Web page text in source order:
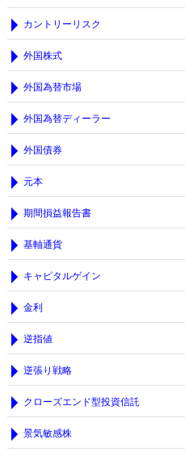
カントリーリスク
外国株式
外国為替市場
外国為替ディーラー
外国債券
元本
期間損益報告書
基軸通貨
キャピタルゲイン
金利
逆指値
逆張り戦略
クローズエンド型投資信託
景気敏感株